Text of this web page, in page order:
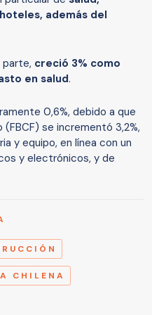
además del
parte, creció 3% como
en salud.
0,6%, debido a que
se incrementó 3,2%,
y equipo, en línea con un
y electrónicos, y de
CHILENA